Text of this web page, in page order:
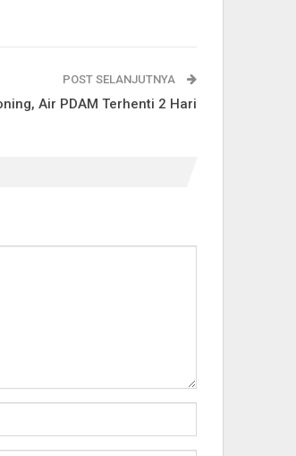
POST SELANJUTNYA
Air PDAM Terhenti 2 Hari